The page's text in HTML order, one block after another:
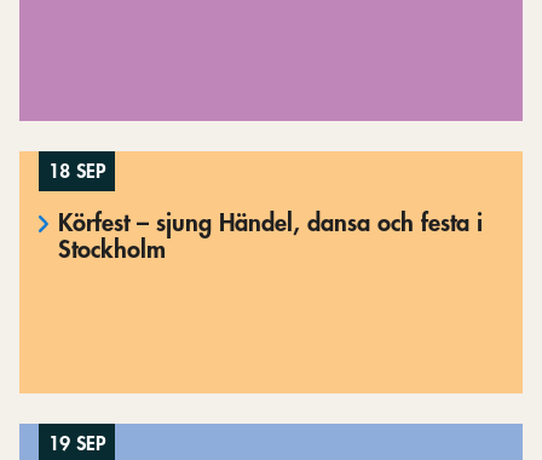
18 SEP
Körfest – sjung Händel, dansa och festa i
Stockholm
19 SEP